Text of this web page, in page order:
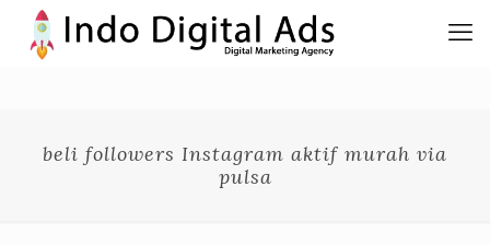
beli followers Instagram aktif murah via
pulsa